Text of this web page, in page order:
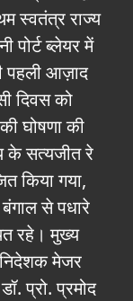
स्वतंत्र राज्य
पोर्ट ब्लेयर में
पहली आज़ाद
दिवस को
घोषणा की
के सत्यजीत रे
किया गया,
से पधारे
रहे। मुख्य
मेजर
प्रो. प्रमोद